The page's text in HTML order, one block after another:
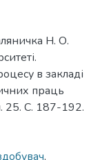
Н. О.
в закладі
праць
25. С. 187-192.
,